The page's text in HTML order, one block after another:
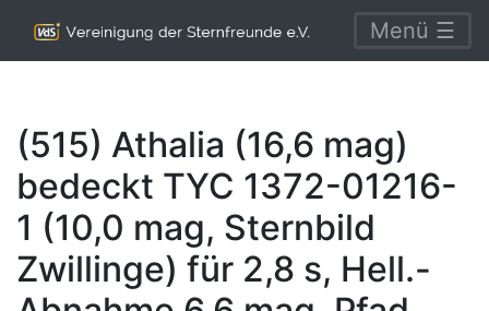
Menü ☰
(515) Athalia (16,6 mag)
bedeckt TYC 1372-01216-
1 (10,0 mag, Sternbild
Zwillinge) für 2,8 s, Hell.-